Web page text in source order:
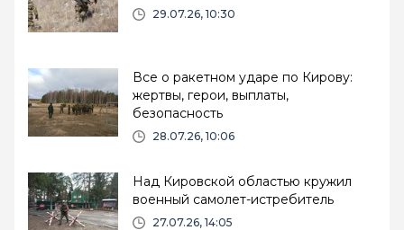
29.07.26, 10:30
Все о ракетном ударе по Кирову:
жертвы, герои, выплаты,
безопаcность
28.07.26, 10:06
Над Кировской областью кружил
военный самолет-истребитель
27.07.26, 14:05